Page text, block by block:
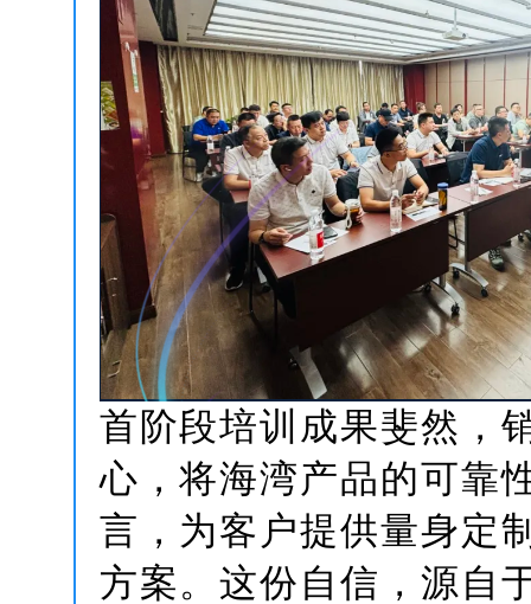
首阶段培训成果斐然，
心，将海湾产品的可靠
言，为客户提供量身定
方案。这份自信，源自